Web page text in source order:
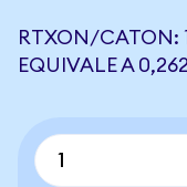
RTXON/CATON:
EQUIVALE A